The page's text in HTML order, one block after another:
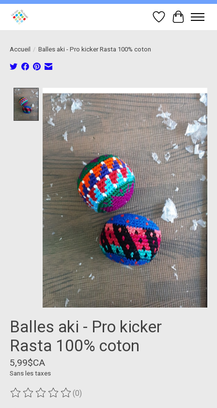
Liste dePanier
Accueil / Balles aki - Pro kicker Rasta 100% coton
Product image slideshow Items
Balles aki - Pro kicker
Rasta 100% coton
5,99$CA
Sans les taxes
Ce produit est évalué à
(0)